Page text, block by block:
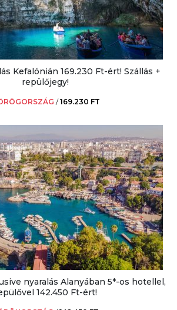
Kefalónián 169.230 Ft-ért! Szállás +
repülőjegy!
/169.230 FT
nyaralás Alanyában 5*-os hotellel,
142.450 Ft-ért!